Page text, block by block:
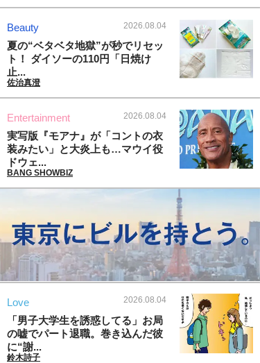
Beauty 2026.08.04
夏の“ベタベタ地獄”が秒でリセッ
ト！ ダイソーの110円「日焼け
止...
佐治真澄
Entertainment 2026.08.04
実写版『モアナ』が「コントの衣
装みたい」と大炎上も…マウイ役
ドウェ...
BANG SHOWBIZ
Love 2026.08.04
「男子大学生を誘惑してる」お局
の嘘でパート退職。巻き込んだ彼
に“謝...
鈴木詩子